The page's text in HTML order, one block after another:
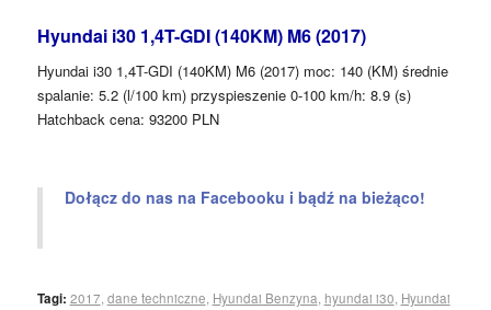
Hyundai i30 1,4T-GDI (140KM) M6 (2017)
Hyundai i30 1,4T-GDI (140KM) M6 (2017) moc: 140 (KM) średnie
spalanie: 5.2 (l/100 km) przyspieszenie 0-100 km/h: 8.9 (s)
Hatchback cena: 93200 PLN
Dołącz do nas na Facebooku i bądź na bieżąco!
Tagi: 2017 dane techniczne Hyundai Benzyna hyundai i30 Hyundai